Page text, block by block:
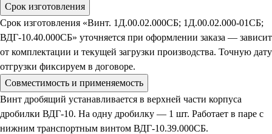
Срок изготовления
Срок изготовления «Винт. 1Д.00.02.000СБ; 1Д.00.02.000-01СБ;
ВДГ-10.40.000СБ» уточняется при оформлении заказа — зависит
от комплектации и текущей загрузки производства. Точную дату
отгрузки фиксируем в договоре.
Совместимость и применяемость
Винт дробящий устанавливается в верхней части корпуса
дробилки ВДГ-10. На одну дробилку — 1 шт. Работает в паре с
нижним транспортным винтом ВДГ-10.39.000СБ.